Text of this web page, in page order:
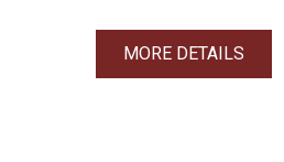
MORE DETAILS